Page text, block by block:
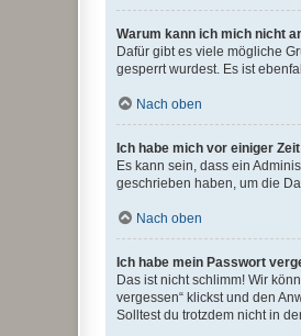
Warum kann ich mich nicht
Dafür gibt es viele mögliche
gesperrt wurdest. Es ist
Nach oben
Ich habe mich vor einiger
Es kann sein, dass ein
geschrieben haben, um die
Nach oben
Ich habe mein Passwort
Das ist nicht schlimm! Wir
vergessen“ klickst und den
Solltest du trotzdem nicht in